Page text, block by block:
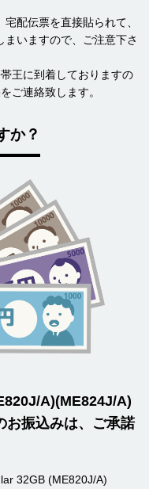
配伝票を直接貼られて、
まいますので、ご注意下さ
王に到着しておりますの
ご連絡致します。
か？
A)(ME824J/A)
お振込みは、ご承諾
32GB (ME820J/A)